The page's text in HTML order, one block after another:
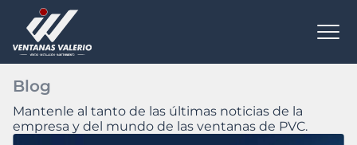
Blog
Mantenle al tanto de las últimas noticias de la
empresa y del mundo de las ventanas de PVC.
Todas las novedades